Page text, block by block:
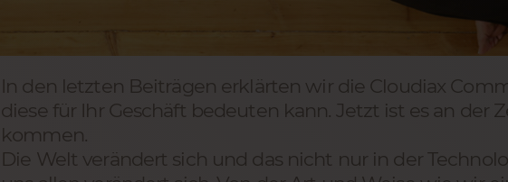
In den letzten Beiträgen erklärten wir die Cloudiax
diese für Ihr Geschäft bedeuten kann. Jetzt ist es an der
kommen.
Die Welt verändert sich und das nicht nur in der